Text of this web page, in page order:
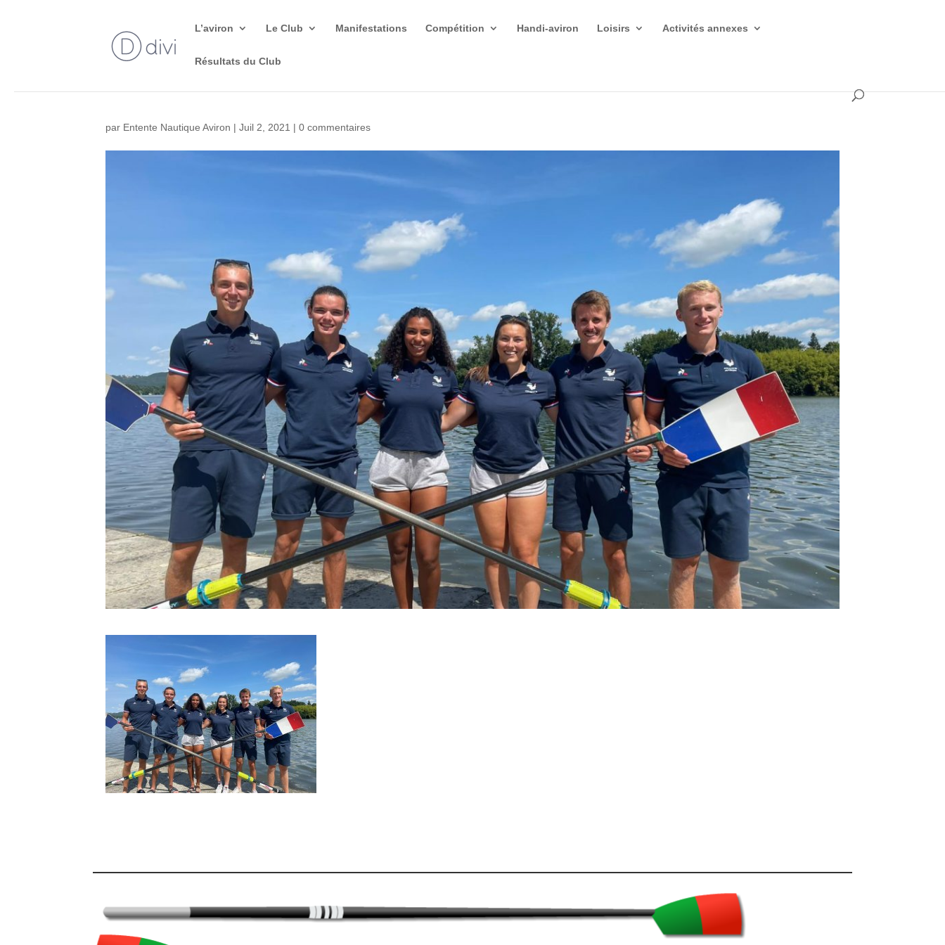
L’aviron Le Club Manifestations Compétition Handi-aviron Loisirs Activités annexes
Résultats du Club
par Entente Nautique Aviron |Juil 2, 2021 |0 commentaires